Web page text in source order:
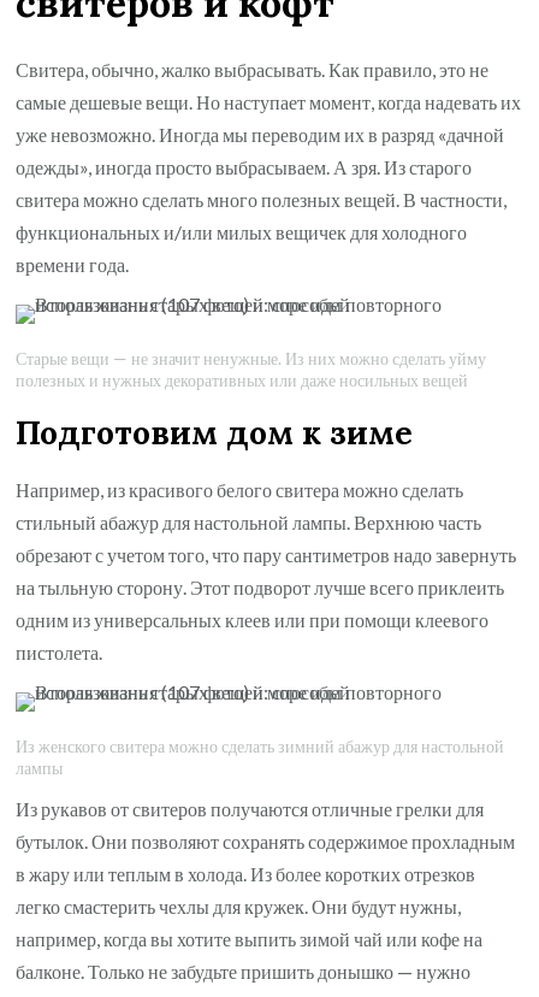
Свитера, обычно, жалко выбрасывать. Как правило, это не
самые дешевые вещи. Но наступает момент, когда надевать их
уже невозможно. Иногда мы переводим их в разряд «дачной
одежды», иногда просто выбрасываем. А зря. Из старого
свитера можно сделать много полезных вещей. В частности,
функциональных и/или милых вещичек для холодного
времени года.
Старые вещи — не значит ненужные. Из них можно сделать уйму
полезных и нужных декоративных или даже носильных вещей
Подготовим дом к зиме
Например, из красивого белого свитера можно сделать
стильный абажур для настольной лампы. Верхнюю часть
обрезают с учетом того, что пару сантиметров надо завернуть
на тыльную сторону. Этот подворот лучше всего приклеить
одним из универсальных клеев или при помощи клеевого
пистолета.
Из женского свитера можно сделать зимний абажур для настольной
лампы
Из рукавов от свитеров получаются отличные грелки для
бутылок. Они позволяют сохранять содержимое прохладным
в жару или теплым в холода. Из более коротких отрезков
легко смастерить чехлы для кружек. Они будут нужны,
например, когда вы хотите выпить зимой чай или кофе на
балконе. Только не забудьте пришить донышко — нужно